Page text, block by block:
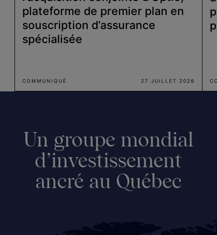
plateforme de premier plan en
souscription d’assurance
spécialisée
COMMUNIQUÉ 27 JUILLET 2026
Un groupe mondial
d’investissement
ancré au Québec